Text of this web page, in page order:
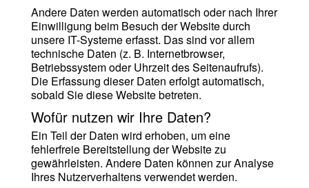
Andere Daten werden automatisch oder nach Ihrer
Einwilligung beim Besuch der Website durch
unsere IT-Systeme erfasst. Das sind vor allem
technische Daten (z. B. Internetbrowser,
Betriebssystem oder Uhrzeit des Seitenaufrufs).
Die Erfassung dieser Daten erfolgt automatisch,
sobald Sie diese Website betreten.
Wofür nutzen wir Ihre Daten?
Ein Teil der Daten wird erhoben, um eine
fehlerfreie Bereitstellung der Website zu
gewährleisten. Andere Daten können zur Analyse
Ihres Nutzerverhaltens verwendet werden.